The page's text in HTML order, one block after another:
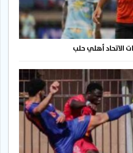
الاتحاد أهلي حلب